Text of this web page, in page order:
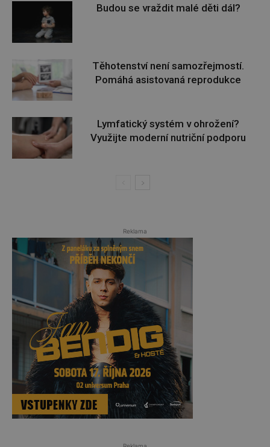
Budou se vraždit malé děti dál?
Těhotenství není samozřejmostí.
Pomáhá asistovaná reprodukce
Lymfatický systém v ohrožení?
Využijte moderní nutriční podporu
Reklama